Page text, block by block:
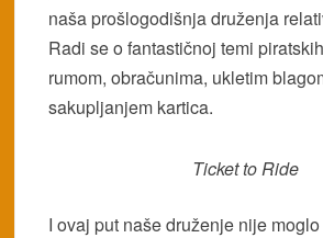
naša prošlogodišnja druženja
Radi se o fantastičnoj temi
rumom, obračunima, ukletim
sakupljanjem kartica.
Ticket to Ride
I ovaj put naše druženje nije